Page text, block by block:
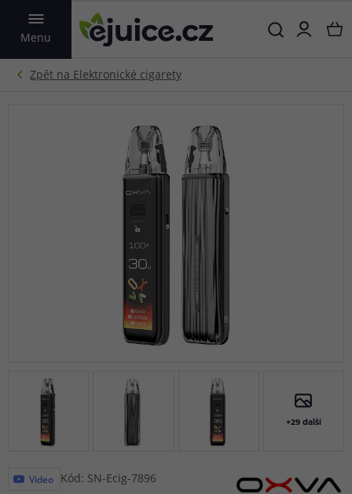
Menu
VYHLEDAT
+29 další
Video Kód: SN-Ecig-7896